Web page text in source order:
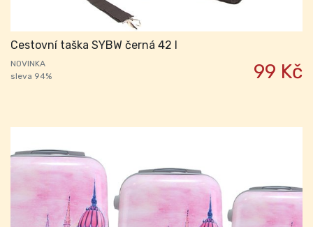
Cestovní taška SYBW černá 42 l
NOVINKA
sleva 94%
99 Kč